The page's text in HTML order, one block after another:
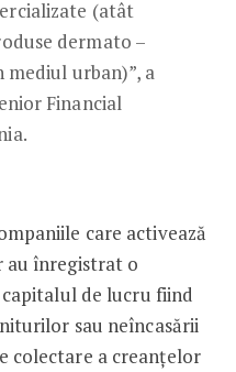
(atât
dermato –
mediul urban)”, a
Financial
care activează
înregistrat o
de lucru fiind
sau neîncasării
colectare a creanțelor